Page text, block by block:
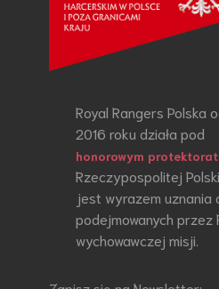
Royal Rangers Polska
2016 roku działa pod
honorowym
Rzeczypospolitej
jest wyrazem uznania
podejmowanych przez
wychowawczej misji.